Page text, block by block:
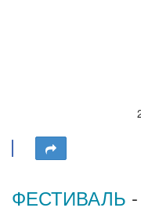
ФЕСТИВАЛЬ